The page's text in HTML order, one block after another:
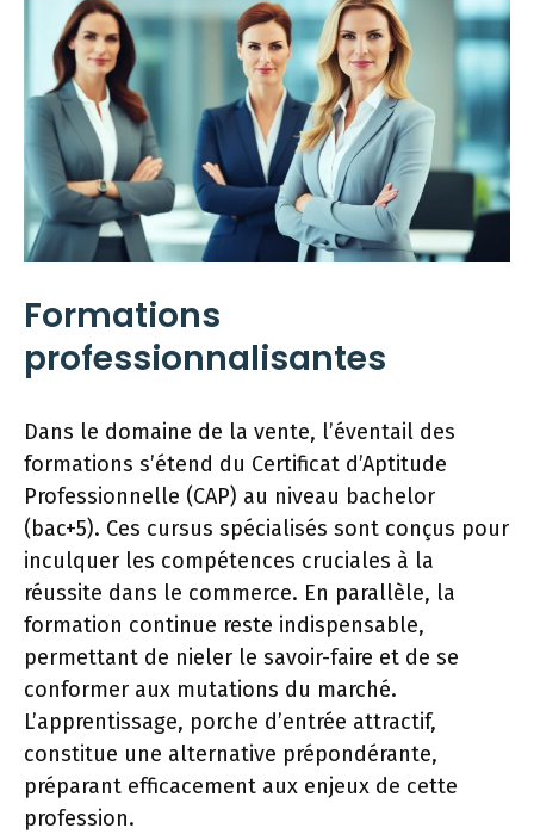
Formations
professionnalisantes
Dans le domaine de la vente, l’éventail des
formations s’étend du Certificat d’Aptitude
Professionnelle (CAP) au niveau bachelor
(bac+5). Ces cursus spécialisés sont conçus pour
inculquer les compétences cruciales à la
réussite dans le commerce. En parallèle, la
formation continue reste indispensable,
permettant de nieler le savoir-faire et de se
conformer aux mutations du marché.
L’apprentissage, porche d’entrée attractif,
constitue une alternative prépondérante,
préparant efficacement aux enjeux de cette
profession.